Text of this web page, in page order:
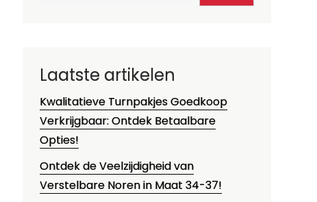
Laatste artikelen
Kwalitatieve Turnpakjes Goedkoop
Verkrijgbaar: Ontdek Betaalbare
Opties!
Ontdek de Veelzijdigheid van
Verstelbare Noren in Maat 34-37!